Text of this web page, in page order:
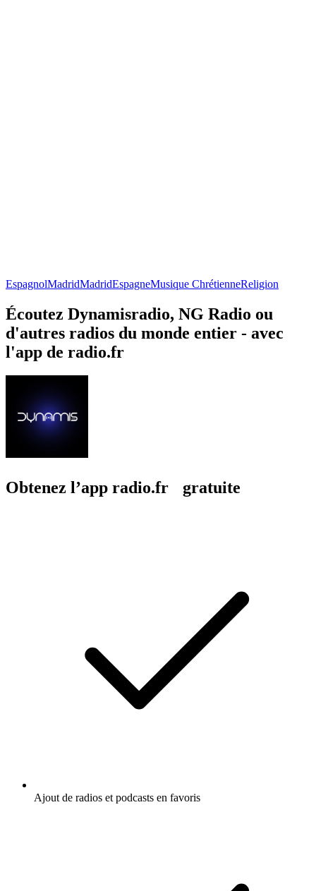
EspagnolMadridMadridEspagneMusique ChrétienneReligion
Écoutez Dynamisradio, NG Radio ou
d'autres radios du monde entier - avec
l'app de radio.fr
Obtenez l’app radio.fr gratuite
Ajout de radios et podcasts en favoris